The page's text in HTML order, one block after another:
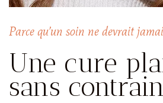
Parce qu’un soin ne devrait
Une cure
sans